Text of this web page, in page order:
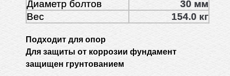
Диаметр болтов
30 мм
Вес
154.0 кг
Подходит для опор
Для защиты от коррозии фундамент
защищен грунтованием